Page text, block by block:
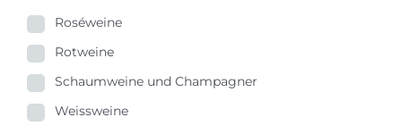
Roséweine
Rotweine
Schaumweine und Champagner
Weissweine